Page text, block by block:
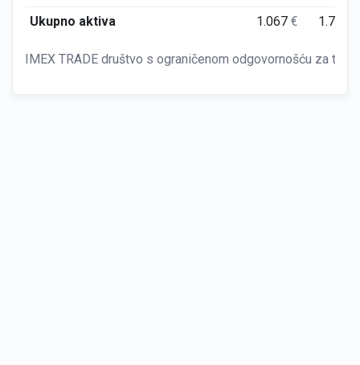
Ukupno aktiva
1.067€ 1.730
IMEX TRADE društvo s ograničenom odgovornošću za